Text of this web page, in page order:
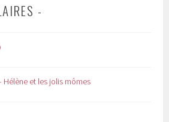
-
Hélène et les jolis mômes